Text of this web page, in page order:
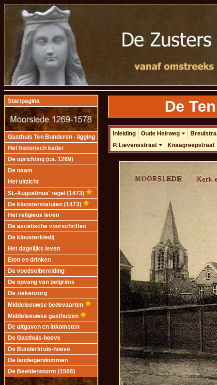
Startpagina
Gasthuis Ten Bunderen - ligging
Het historisch kader
De oprichting (ca. 1269)
De naam
Het uitzicht
St.-Augustinus' regel (1473)
De kloosterstatuten (1473)
Het religieus leven
De ascetische voorschriften
De kloosterkledij
Het dagelijks leven
Eten en drinken
De voedselbereiding
De opvang van pelgrims
De ziekenzorg
Middeleeuwse bedevaarten
Middeleeuwse gasthuizen
De uitgaven en inkomsten
De Gasthuis-hoeve
De Bunderkruis-hoeve
De landeigendommen
De Beeldenstorm (1566)
De
Inleiding Oude Heirweg
P. Lievensstraat
Knaagreepstraat